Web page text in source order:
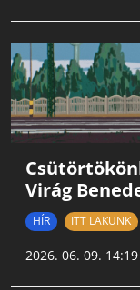
Virág
HÍR ITT LAKUNK
2026. 06. 09. 14:19